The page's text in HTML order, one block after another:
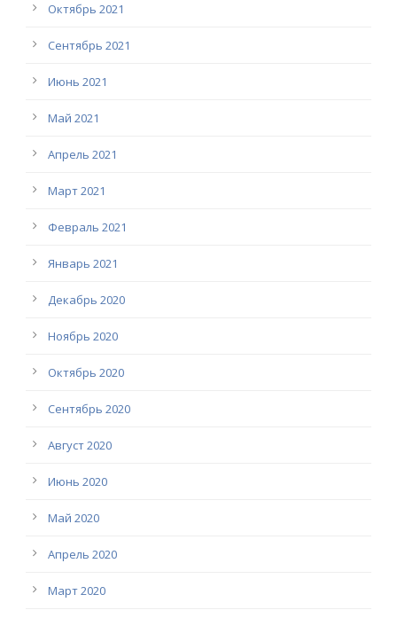
Октябрь 2021
Сентябрь 2021
Июнь 2021
Май 2021
Апрель 2021
Март 2021
Февраль 2021
Январь 2021
Декабрь 2020
Ноябрь 2020
Октябрь 2020
Сентябрь 2020
Август 2020
Июнь 2020
Май 2020
Апрель 2020
Март 2020